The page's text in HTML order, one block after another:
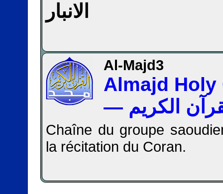
الانبار
Al-Majd3
Almajd Holy
الكريم
Chaîne du groupe
la récitation du Coran.